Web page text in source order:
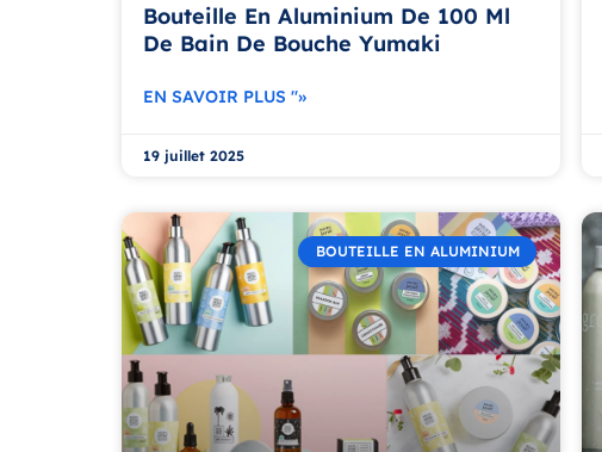
Bouteille En Aluminium De 100 Ml
De Bain De Bouche Yumaki
EN SAVOIR PLUS "»
19 juillet 2025
BOUTEILLE EN ALUMINIUM